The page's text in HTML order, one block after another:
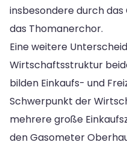
insbesondere durch
das Thomanerchor.
Eine weitere
Wirtschaftsstruktur
bilden Einkaufs- und
Schwerpunkt der
mehrere große
den Gasometer